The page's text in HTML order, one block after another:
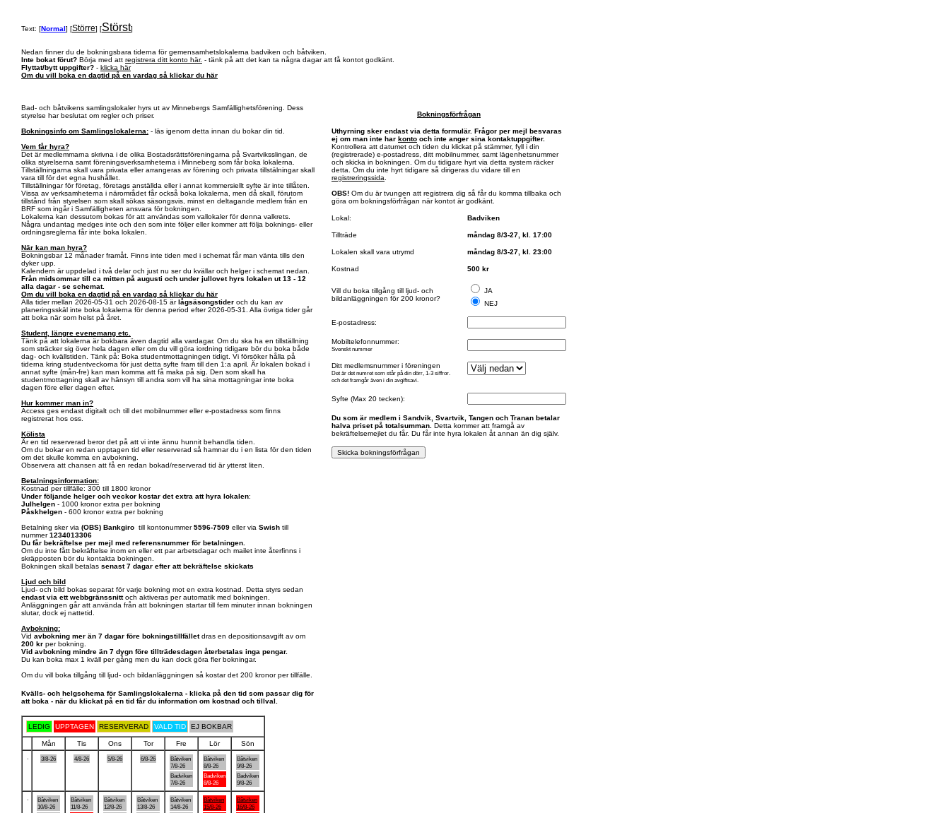
Text: [Normal] [Större] [Störst]
Nedan finner du de bokningsbara tiderna för gemensamhetslokalerna badviken och båtviken.
Inte bokat förut? Börja med att registrera ditt konto här. - tänk på att det kan ta några dagar att få kontot godkänt.
Flyttat/bytt uppgifter? - klicka här
Om du vill boka en dagtid på en vardag så klickar du här
Bad- och båtvikens samlingslokaler hyrs ut av Minnebergs Samfällighetsförening. Dess
styrelse har beslutat om regler och priser.
Bokningsinfo om Samlingslokalerna: - läs igenom detta innan du bokar din tid.
Vem får hyra?
Det är medlemmarna skrivna i de olika Bostadsrättsföreningarna på Svartviksslingan, de
olika styrelserna samt föreningsverksamheterna i Minneberg som får boka lokalerna.
Tillställningarna skall vara privata eller arrangeras av förening och privata tillstälningar skall
vara till för det egna hushållet.
Tillställningar för företag, företags anställda eller i annat kommersiellt syfte är inte tillåten.
Vissa av verksamheterna i närområdet får också boka lokalerna, men då skall, förutom
tillstånd från styrelsen som skall sökas säsongsvis, minst en deltagande medlem från en
BRF som ingår i Samfälligheten ansvara för bokningen.
Lokalerna kan dessutom bokas för att användas som vallokaler för denna valkrets.
Några undantag medges inte och den som inte följer eller kommer att följa boknings- eller
ordningsreglerna får inte boka lokalen.
När kan man hyra?
Bokningsbar 12 månader framåt. Finns inte tiden med i schemat får man vänta tills den
dyker upp.
Kalendern är uppdelad i två delar och just nu ser du kvällar och helger i schemat nedan.
Från midsommar till ca mitten på augusti och under jullovet hyrs lokalen ut 13 - 12
alla dagar - se schemat.
Om du vill boka en dagtid på en vardag så klickar du här
Alla tider mellan 2026-05-31 och 2026-08-15 ärlågsäsongstider och du kan av
planeringsskäl inte boka lokalerna för denna period efter 2026-05-31. Alla övriga tider går
att boka när som helst på året.
Student, längre evenemang etc.
Tänk på att lokalerna är bokbara även dagtid alla vardagar. Om du ska ha en tillställning
som sträcker sig över hela dagen eller om du vill göra iordning tidigare bör du boka både
dag- och kvällstiden. Tänk på: Boka studentmottagningen tidigt. Vi försöker hålla på
tiderna kring studentveckorna för just detta syfte fram till den 1:a april. Är lokalen bokad i
annat syfte (mån-fre) kan man komma att få maka på sig. Den som skall ha
studentmottagning skall av hänsyn till andra som vill ha sina mottagningar inte boka
dagen före eller dagen efter.
Hur kommer man in?
Access ges endast digitalt och till det mobilnummer eller e-postadress som finns
registrerat hos oss.
Kölista
Är en tid reserverad beror det på att vi inte ännu hunnit behandla tiden.
Om du bokar en redan upptagen tid eller reserverad så hamnar du i en lista för den tiden
om det skulle komma en avbokning.
Observera att chansen att få en redan bokad/reserverad tid är ytterst liten.
Betalningsinformation:
Kostnad per tillfälle: 300 till 1800 kronor
Under följande helger och veckor kostar det extra att hyra lokalen:
Julhelgen - 1000 kronor extra per bokning
Påskhelgen - 600 kronor extra per bokning
Betalning sker via (OBS) Bankgiro till kontonummer5596-7509 eller via Swish till
nummer1234013306
Du får bekräftelse per mejl med referensnummer för betalningen.
Om du inte fått bekräftelse inom en eller ett par arbetsdagar och mailet inte återfinns i
skräpposten bör du kontakta bokningen.
Bokningen skall betalas senast 7 dagar efter att bekräftelse skickats
Ljud och bild
Ljud- och bild bokas separat för varje bokning mot en extra kostnad. Detta styrs sedan
endast via ett webbgränssnittoch aktiveras per automatik med bokningen.
Anläggningen går att använda från att bokningen startar till fem minuter innan bokningen
slutar, dock ej nattetid.
Avbokning:
Vid avbokning mer än 7 dagar före bokningstillfälletdras en depositionsavgift av om
200 kr per bokning.
Vid avbokning mindre än 7 dygn före tillträdesdagen återbetalas inga pengar.
Du kan boka max 1 kväll per gång men du kan dock göra fler bokningar.
Om du vill boka tillgång till ljud- och bildanläggningen så kostar det 200 kronor per tillfälle.
Bokningsförfrågan
Uthyrning sker endast via detta formulär. Frågor per mejl besvaras
ej om man inte har konto och inte anger sina kontaktuppgifter.
Kontrollera att datumet och tiden du klickat på stämmer, fyll i din
(registrerade) e-postadress, ditt mobilnummer, samt lägenhetsnummer
och skicka in bokningen. Om du tidigare hyrt via detta system räcker
detta. Om du inte hyrt tidigare så dirigeras du vidare till en
registreringssida
OBS! Om du är tvungen att registrera dig så får du komma tillbaka och
göra om bokningsförfrågan när kontot är godkänt.
Lokal: Badviken
Tillträde måndag 8/3-27, kl. 17:00
Lokalen skall vara utrymd måndag 8/3-27, kl. 23:00
Kostnad 500 kr
Vill du boka tillgång till ljud- och
bildanläggningen för 200 kronor?
JA
NEJ
E-postadress:
Mobiltelefonnummer:
Svenskt nummer
Ditt medlemsnummer i föreningen
Det är det numret som står på din dörr, 1-3 siffror.
och det framgår även i din avgiftsavi.
Syfte (Max 20 tecken):
Du som är medlem i Sandvik, Svartvik, Tangen och Tranan betalar
halva priset på totalsumman. Detta kommer att framgå av
bekräftelsemejlet du får. Du får inte hyra lokalen åt annan än dig själv.
Kvälls- och helgschema för Samlingslokalerna - klicka på den tid som passar dig för
att boka - när du klickat på en tid får du information om kostnad och tillval.
LEDIG UPPTAGEN RESERVERAD VALD TID EJ BOKBAR
Mån Tis Ons Tor Fre Lör
Sön
3/8-26 4/8-26 5/8-26 6/8-26
Båtviken
7/8-26
Badviken
7/8-26
Båtviken
8/8-26
Badviken
8/8-26
Båtviken
9/8-26
Badviken
9/8-26
Båtviken
10/8-26
Båtviken
11/8-26
Båtviken
12/8-26
Båtviken
13/8-26
Båtviken
14/8-26
Båtviken
15/8-26
Båtviken
16/8-26